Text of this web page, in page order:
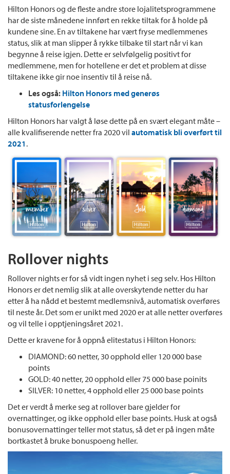
Hilton Honors og de fleste andre store lojalitetsprogrammene
har de siste månedene innført en rekke tiltak for å holde på
kundene sine. En av tiltakene har vært fryse medlemmenes
status, slik at man slipper å rykke tilbake til start når vi kan
begynne å reise igjen. Dette er selvfølgelig positivt for
medlemmene, men for hotellene er det et problem at disse
tiltakene ikke gir noe insentiv til å reise nå.
Les også: Hilton Honors med generøs
statusforlengelse
Hilton Honors har valgt å løse dette på en svært elegant måte –
alle kvalifiserende netter fra 2020 vil automatisk bli overført til
2021 .
Rollover nights
Rollover nights er for så vidt ingen nyhet i seg selv. Hos Hilton
Honors er det nemlig slik at alle overskytende netter du har
etter å ha nådd et bestemt medlemsnivå, automatisk overføres
til neste år. Det som er unikt med 2020 er at alle netter overføres
og vil telle i opptjeningsåret 2021.
Dette er kravene for å oppnå elitestatus i Hilton Honors:
DIAMOND: 60 netter, 30 opphold eller 120 000 base
points
GOLD: 40 netter, 20 opphold eller 75 000 base poinits
SILVER: 10 netter, 4 opphold eller 25 000 base points
Det er verdt å merke seg at rollover bare gjelder for
overnattinger, og ikke opphold eller base points. Husk at også
bonusovernattinger teller mot status, så det er på ingen måte
bortkastet å bruke bonuspoeng heller.